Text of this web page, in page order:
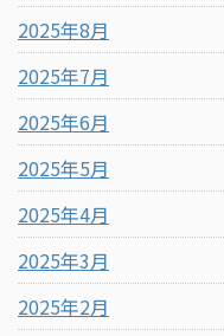
2025年8月
2025年7月
2025年6月
2025年5月
2025年4月
2025年3月
2025年2月